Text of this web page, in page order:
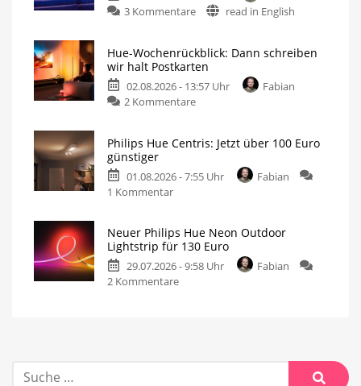
3 Kommentare
read in English
Hue-Wochenrückblick: Dann schreiben
wir halt Postkarten
02.08.2026 - 13:57 Uhr
Fabian
2 Kommentare
Philips Hue Centris: Jetzt über 100 Euro
günstiger
01.08.2026 - 7:55 Uhr
Fabian
1 Kommentar
Neuer Philips Hue Neon Outdoor
Lightstrip für 130 Euro
29.07.2026 - 9:58 Uhr
Fabian
2 Kommentare